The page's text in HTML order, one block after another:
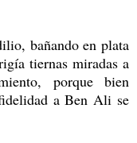
bañando en plata
tiernas miradas a
porque bien
a Ben Ali se